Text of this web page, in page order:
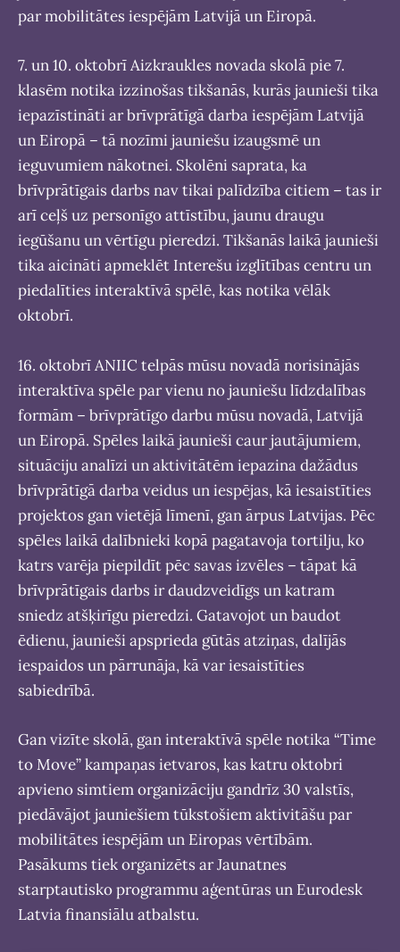
par mobilitātes iespējām Latvijā un Eiropā.
7. un 10. oktobrī Aizkraukles novada skolā pie 7.
klasēm notika izzinošas tikšanās, kurās jaunieši tika
iepazīstināti ar brīvprātīgā darba iespējām Latvijā
un Eiropā – tā nozīmi jauniešu izaugsmē un
ieguvumiem nākotnei. Skolēni saprata, ka
brīvprātīgais darbs nav tikai palīdzība citiem – tas ir
arī ceļš uz personīgo attīstību, jaunu draugu
iegūšanu un vērtīgu pieredzi. Tikšanās laikā jaunieši
tika aicināti apmeklēt Interešu izglītības centru un
piedalīties interaktīvā spēlē, kas notika vēlāk
oktobrī.
16. oktobrī ANIIC telpās mūsu novadā norisinājās
interaktīva spēle par vienu no jauniešu līdzdalības
formām – brīvprātīgo darbu mūsu novadā, Latvijā
un Eiropā. Spēles laikā jaunieši caur jautājumiem,
situāciju analīzi un aktivitātēm iepazina dažādus
brīvprātīgā darba veidus un iespējas, kā iesaistīties
projektos gan vietējā līmenī, gan ārpus Latvijas. Pēc
spēles laikā dalībnieki kopā pagatavoja tortilju, ko
katrs varēja piepildīt pēc savas izvēles – tāpat kā
brīvprātīgais darbs ir daudzveidīgs un katram
sniedz atšķirīgu pieredzi. Gatavojot un baudot
ēdienu, jaunieši apsprieda gūtās atziņas, dalījās
iespaidos un pārrunāja, kā var iesaistīties
sabiedrībā.
Gan vizīte skolā, gan interaktīvā spēle notika “Time
to Move” kampaņas ietvaros, kas katru oktobri
apvieno simtiem organizāciju gandrīz 30 valstīs,
piedāvājot jauniešiem tūkstošiem aktivitāšu par
mobilitātes iespējām un Eiropas vērtībām.
Pasākums tiek organizēts ar Jaunatnes
starptautisko programmu aģentūras un Eurodesk
Latvia finansiālu atbalstu.